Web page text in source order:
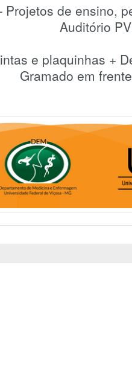
Projetos de ensino,
Auditório
e plaquinhas +
Gramado em